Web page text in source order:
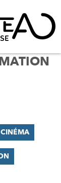
CINÉMA